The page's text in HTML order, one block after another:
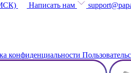
Написать нам
конфиденциальности